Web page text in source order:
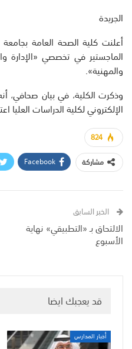
الجريدة
أعلنت كلية الصحة العامة
الماجستير في تخصصي «الإدارة
والمهنية».
وذكرت الكلية، في بيان صحافي،
الإلكتروني لكلية الدراسات العليا اعتباراً من 19 حتى 26
824
مشاركة
Facebook
الخبر السابق
الالتحاق بـ «التطبيقي» نهاية
الأسبوع
قد يعجبك ايضا
أخبار المدارس